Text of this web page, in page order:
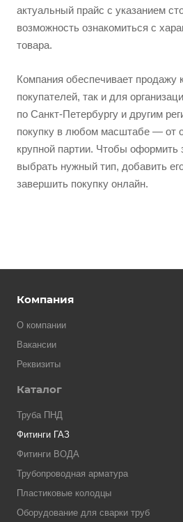
актуальный прайс с указанием
возможность ознакомиться с
товара.
Компания обеспечивает продажу
покупателей, так и для
по Санкт-Петербургу и другим
покупку в любом масштабе — от
крупной партии. Чтобы оформить
выбрать нужный тип, добавить
завершить покупку онлайн.
Компания
О компании
Вакансии
Реквизиты
Каталог
Труба ПНД
Фитинги ГАЗ
Фитинги ВОДА
Трубопроводная арматура
Пластиковые колодцы
Оборудование для сварки труб